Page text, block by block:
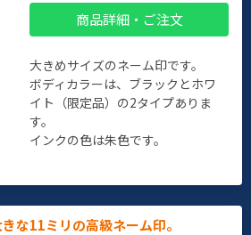
商品詳細・ご注文
大きめサイズのネーム印です。
ボディカラーは、ブラックとホワ
イト（限定品）の2タイプありま
す。
インクの色は朱色です。
な11ミリの高級ネーム印。